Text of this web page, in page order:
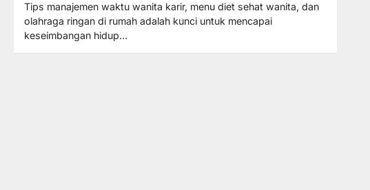
Tips manajemen waktu wanita karir, menu diet sehat wanita, dan
olahraga ringan di rumah adalah kunci untuk mencapai
keseimbangan hidup…